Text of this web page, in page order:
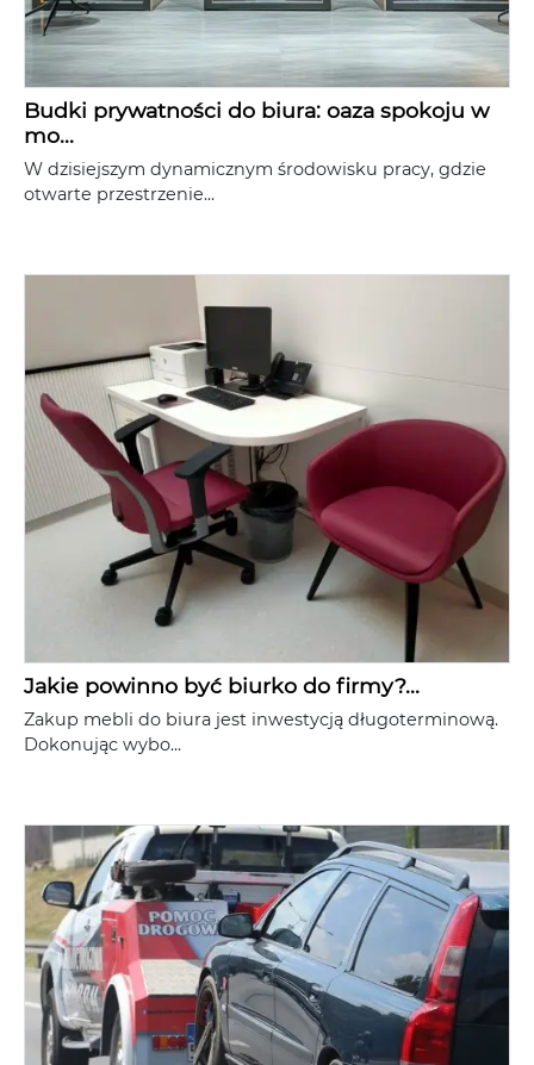
Budki prywatności do biura: oaza spokoju w
mo...
W dzisiejszym dynamicznym środowisku pracy, gdzie
otwarte przestrzenie...
Jakie powinno być biurko do firmy?...
Zakup mebli do biura jest inwestycją długoterminową.
Dokonując wybo...